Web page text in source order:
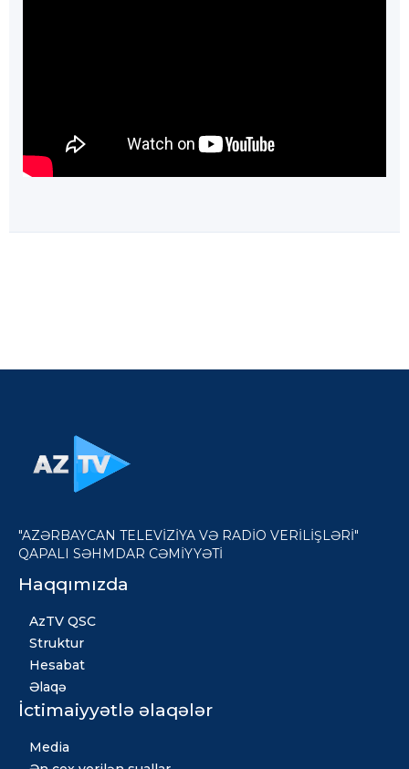
"AZƏRBAYCAN TELEVİZİYA VƏ RADİO VERİLİŞLƏRİ"
QAPALI SƏHMDAR CƏMİYYƏTİ
Haqqımızda
AzTV QSC
Struktur
Hesabat
Əlaqə
İctimaiyyətlə əlaqələr
Media